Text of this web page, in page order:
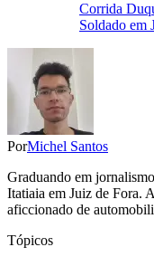
Corrida
Soldado em
PorMichel Santos
Graduando em
Itatiaia em Juiz de Fora.
aficcionado de
Tópicos